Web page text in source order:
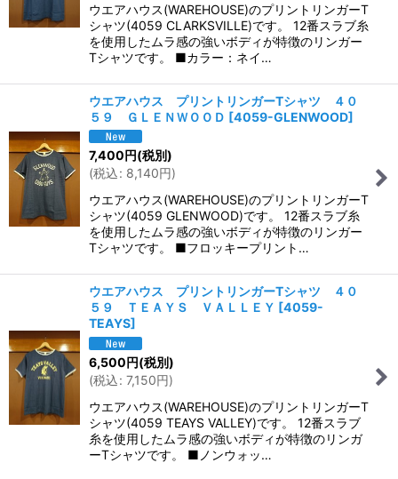
ウエアハウス(WAREHOUSE)のプリントリンガーT
シャツ(4059 CLARKSVILLE)です。 12番スラブ糸
を使用したムラ感の強いボディが特徴のリンガー
Tシャツです。 ■カラー：ネイ…
ウエアハウス プリントリンガーTシャツ ４０
５９ ＧＬＥＮＷＯＯＤ [4059-GLENWOOD]
7,400円(税別)
(税込: 8,140円)
ウエアハウス(WAREHOUSE)のプリントリンガーT
シャツ(4059 GLENWOOD)です。 12番スラブ糸
を使用したムラ感の強いボディが特徴のリンガー
Tシャツです。 ■フロッキープリント…
ウエアハウス プリントリンガーTシャツ ４０
５９ ＴＥＡＹＳ ＶＡＬＬＥＹ [4059-
TEAYS]
6,500円(税別)
(税込: 7,150円)
ウエアハウス(WAREHOUSE)のプリントリンガーT
シャツ(4059 TEAYS VALLEY)です。 12番スラブ
糸を使用したムラ感の強いボディが特徴のリンガ
ーTシャツです。 ■ノンウォッ…